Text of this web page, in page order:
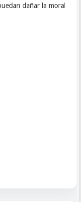
dañar la moral